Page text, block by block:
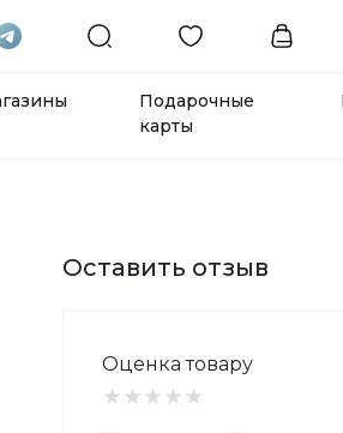
Подарочные
карты
Оставить отзыв
Оценка товару
★ ★ ★ ★ ★